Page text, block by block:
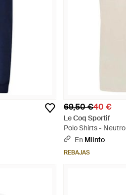
69,50 €40 €
Le Coq Sportif
Polo Shirts - Neutro
En Miinto
REBAJAS